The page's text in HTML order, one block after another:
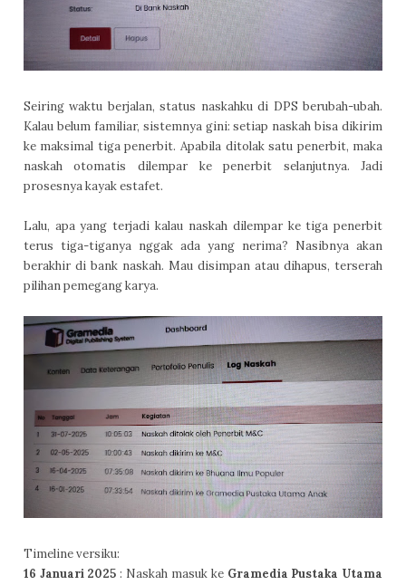
Seiring waktu berjalan, status naskahku di DPS berubah-ubah.
Kalau belum familiar, sistemnya gini: setiap naskah bisa dikirim
ke maksimal tiga penerbit. Apabila ditolak satu penerbit, maka
naskah otomatis dilempar ke penerbit selanjutnya. Jadi
prosesnya kayak estafet.
Lalu, apa yang terjadi kalau naskah dilempar ke tiga penerbit
terus tiga-tiganya nggak ada yang nerima? Nasibnya akan
berakhir di bank naskah. Mau disimpan atau dihapus, terserah
pilihan pemegang karya.
Timeline versiku:
16 Januari 2025 : Naskah masuk ke Gramedia Pustaka Utama